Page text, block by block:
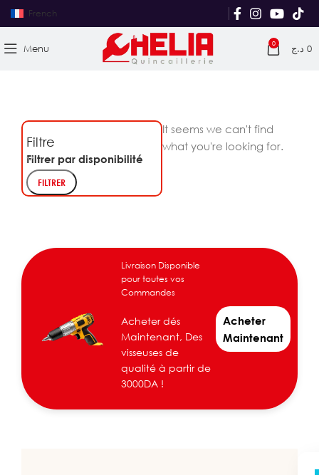
French
Menu 0 0 د.ج
Filtre
Filtrer par disponibilité
FILTRER
It seems we can't find
what you're looking for.
Livraison Disponible
pour toutes vos
Commandes
Acheter dés
Maintenant, Des
visseuses de
qualité à partir de
3000DA !
Acheter
Maintenant